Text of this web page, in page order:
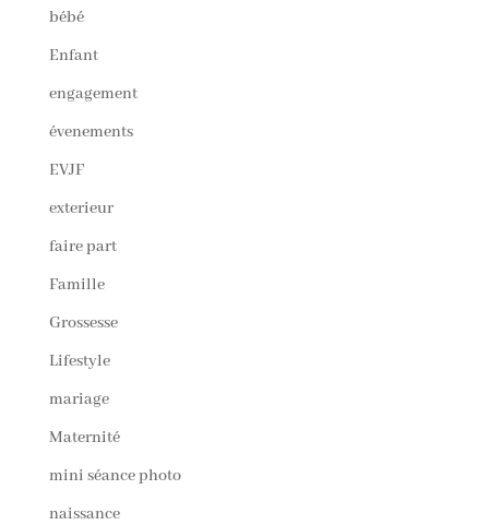
bébé
Enfant
engagement
évenements
EVJF
exterieur
faire part
Famille
Grossesse
Lifestyle
mariage
Maternité
mini séance photo
naissance